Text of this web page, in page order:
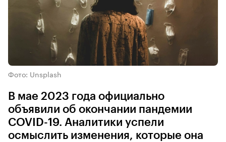
Фото: Unsplash
В мае 2023 года официально
объявили об окончании пандемии
COVID-19. Аналитики успели
осмыслить изменения, которые она